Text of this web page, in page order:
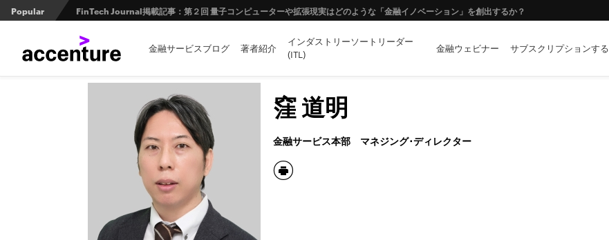
Popular FinTech Journal掲載記事：第２回 量子コンピューターや拡張現実はどのような「金融イノベーション」を創出するか？
革新的リライトツール「MAJALIS（マジャリス）」が実現する完全自動化モダナイゼーション
デジタル時代に求められる保険会社～環境適応能力を維持するために
トークン化ビジネスの世界的潮流を紐解く。トークン化預金とステーブルコインが切り拓く決済の未来
金融サービスブログ 著者紹介
インダストリーソートリーダー
(ITL)
金融ウェビナー サブスクリプションする
窪 道明
金融サービス本部 マネジング･ディレクター